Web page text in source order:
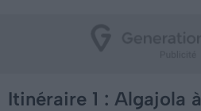
Itinéraire 1 : Algajola à